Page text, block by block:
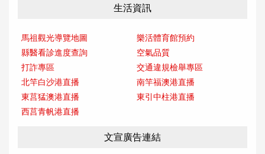
生活資訊
馬祖觀光導覽地圖
樂活體育館預約
縣醫看診進度查詢
空氣品質
打詐專區
交通違規檢舉專區
北竿白沙港直播
南竿福澳港直播
東莒猛澳港直播
東引中柱港直播
西莒青帆港直播
文宣廣告連結